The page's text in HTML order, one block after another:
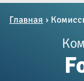
Главная ›